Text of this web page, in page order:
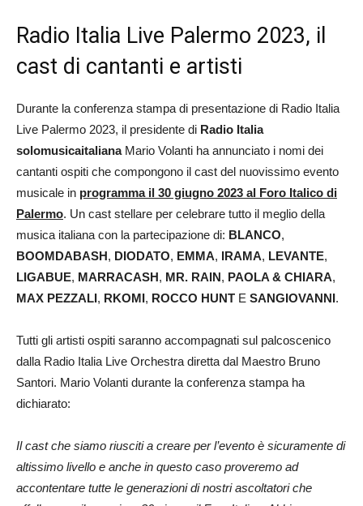
Radio Italia Live Palermo 2023, il
cast di cantanti e artisti
Durante la conferenza stampa di presentazione di Radio Italia
Live Palermo 2023, il presidente di Radio Italia
solomusicaitalianaMario Volanti ha annunciato i nomi dei
cantanti ospiti che compongono il cast del nuovissimo evento
musicale in programma il 30 giugno 2023 al Foro Italico di
Palermo. Un cast stellare per celebrare tutto il meglio della
musica italiana con la partecipazione di: BLANCO,
BOOMDABASH, DIODATO, EMMA, IRAMA, LEVANTE,
LIGABUE, MARRACASH, MR. RAIN, PAOLA & CHIARA,
MAX PEZZALI, RKOMI, ROCCO HUNT E SANGIOVANNI.
Tutti gli artisti ospiti saranno accompagnati sul palcoscenico
dalla Radio Italia Live Orchestra diretta dal Maestro Bruno
Santori. Mario Volanti durante la conferenza stampa ha
dichiarato:
Il cast che siamo riusciti a creare per l’evento è sicuramente di
altissimo livello e anche in questo caso proveremo ad
accontentare tutte le generazioni di nostri ascoltatori che